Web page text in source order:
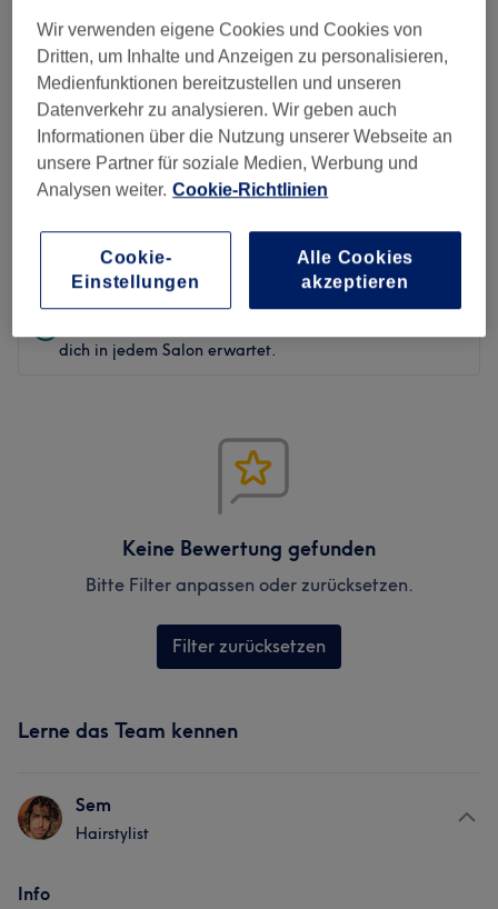
-.- 0 Bewertung
Bewertungen filtern
Bewertung Nach Sternen filtern
Verifizierte Bewertungen
dich in jedem Salon erwartet.
Keine Bewertung gefunden
Bitte Filter anpassen oder zurücksetzen.
Filter zurücksetzen
Lerne das Team kennen
Sem
Hairstylist
Info
Wir verwenden eigene Cookies und Cookies von
Dritten, um Inhalte und Anzeigen zu personalisieren,
Medienfunktionen bereitzustellen und unseren
Datenverkehr zu analysieren. Wir geben auch
Informationen über die Nutzung unserer Webseite an
unsere Partner für soziale Medien, Werbung und
Analysen weiter. Cookie-Richtlinien
Cookie-
Einstellungen
Alle Cookies
akzeptieren